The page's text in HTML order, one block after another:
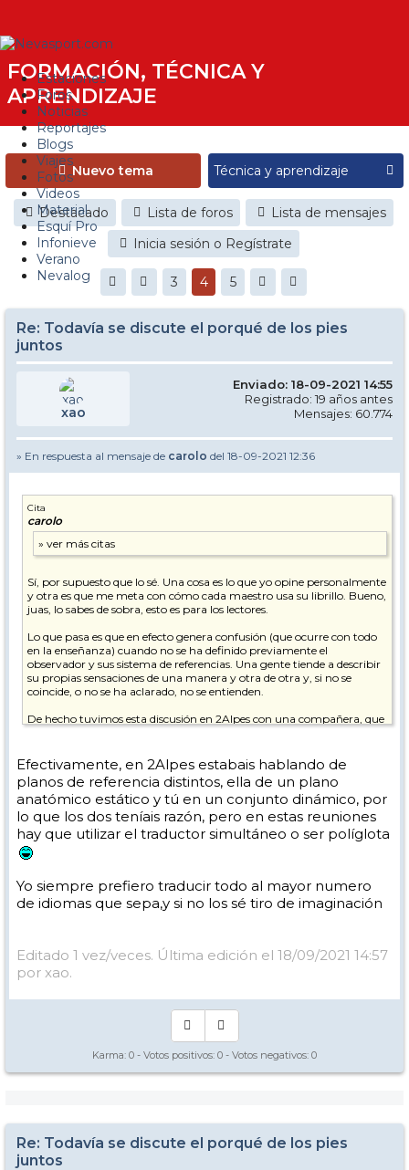
Estaciones
Foros
Noticias
Reportajes
Blogs
Viajes
Fotos
Videos
Material
Esquí Pro
Infonieve
Verano
Nevalog
FORMACIÓN, TÉCNICA Y
APRENDIZAJE
Nuevo tema
Destacado Lista de foros
Lista de mensajes
Inicia sesión o Regístrate
3 4 5
Re: Todavía se discute el porqué de los pies
juntos
xao
Enviado: 18-09-2021 14:55
Registrado: 19 años antes
Mensajes: 60.774
» En respuesta al mensaje de carolo del 18-09-2021 12:36
Cita
carolo
Sí, por supuesto que lo sé. Una cosa es lo que yo opine personalmente
y otra es que me meta con cómo cada maestro usa su librillo. Bueno,
juas, lo sabes de sobra, esto es para los lectores.
Lo que pasa es que en efecto genera confusión (que ocurre con todo
en la enseñanza) cuando no se ha definido previamente el
observador y sus sistema de referencias. Una gente tiende a describir
su propias sensaciones de una manera y otra de otra y, si no se
coincide, o no se ha aclarado, no se entienden.
De hecho tuvimos esta discusión en 2Alpes con una compañera, que
gente) y yo decía que no, que es el centro de gravedad el que se acerca
a los pies, pues es el que sigue una trayectoria cuesta abajo más
directa y veloz que los pies.
Esta es la típica discusión en la que la gente, estando de acuerdo, no
se entera porque está usando sistemas de referencia distintos, y esto
ocurre continuamente en la enseñanza de todo, pero especialmente
del deporte cuando se mezclan sensaciones y conceptos abstractos
En resumen: todo funciona en la enseñanza, pero hay que tener
cuidado y comprobar que el alumno y uno está hablando en el
Efectivamente, en 2Alpes estabais hablando de
planos de referencia distintos, ella de un plano
anatómico estático y tú en un conjunto dinámico, por
lo que los dos teníais razón, pero en estas reuniones
hay que utilizar el traductor simultáneo o ser políglota
Yo siempre prefiero traducir todo al mayor numero
de idiomas que sepa,y si no los sé tiro de imaginación
Editado 1 vez/veces. Última edición el 18/09/2021 14:57
por xao.
Karma: 0 - Votos positivos: 0 - Votos negativos: 0
Re: Todavía se discute el porqué de los pies
juntos